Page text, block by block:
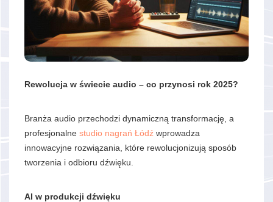
Rewolucja w świecie audio – co przynosi rok 2025?
Branża audio przechodzi dynamiczną transformację, a
profesjonalne studio nagrań Łódź wprowadza
innowacyjne rozwiązania, które rewolucjonizują sposób
tworzenia i odbioru dźwięku.
AI w produkcji dźwięku